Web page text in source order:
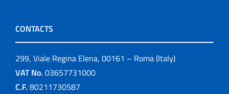
Publications
Ceased publications
Publication for schools
CONTACTS
299, Viale Regina Elena, 00161 – Roma (Italy)
VAT No. 03657731000
C.F. 80211730587